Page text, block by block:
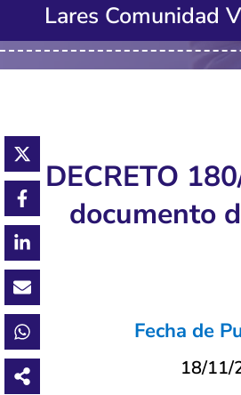
Lares Comunidad
DECRETO
documento
Fecha de
18/11/